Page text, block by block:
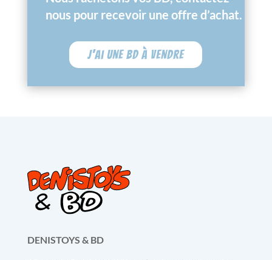
nous pour recevoir une offre d’achat.
J'ai une BD à vendre
DENISTOYS & BD